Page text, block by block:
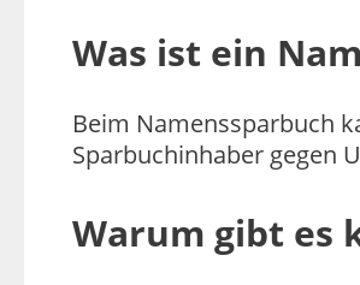
Was ist ein
Beim Namenssparbuch
Sparbuchinhaber gegen
Warum gibt es